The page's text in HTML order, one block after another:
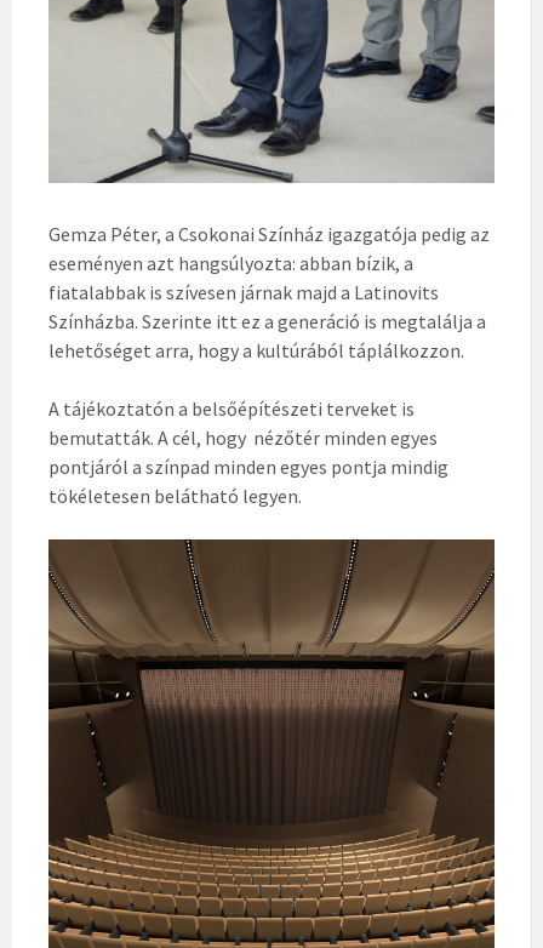
Gemza Péter, a Csokonai Színház igazgatója pedig az
eseményen azt hangsúlyozta: abban bízik, a
fiatalabbak is szívesen járnak majd a Latinovits
Színházba. Szerinte itt ez a generáció is megtalálja a
lehetőséget arra, hogy a kultúrából táplálkozzon.
A tájékoztatón a belsőépítészeti terveket is
bemutatták. A cél, hogy nézőtér minden egyes
pontjáról a színpad minden egyes pontja mindig
tökéletesen belátható legyen.